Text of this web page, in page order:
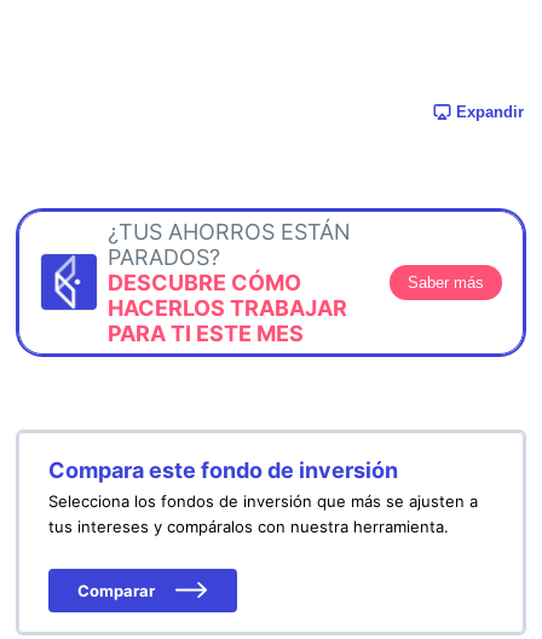
Expandir
¿TUS AHORROS ESTÁN
PARADOS?
DESCUBRE CÓMO
HACERLOS TRABAJAR
PARA TI ESTE MES
Saber más
Compara este fondo de inversión
Selecciona los fondos de inversión que más se ajusten a
tus intereses y compáralos con nuestra herramienta.
Comparar